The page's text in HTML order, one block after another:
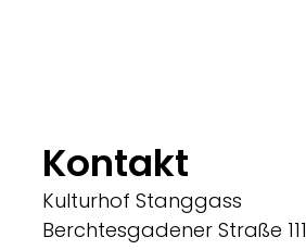
Kontakt
Kulturhof Stanggass
Berchtesgadener Straße 111